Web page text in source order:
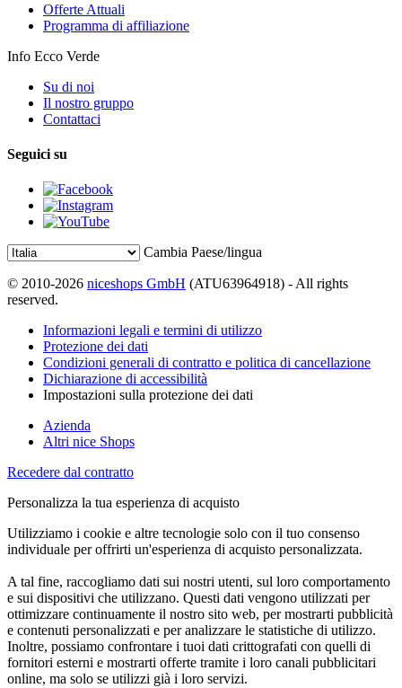
Offerte Attuali
Programma di affiliazione
Info Ecco Verde
Su di noi
Il nostro gruppo
Contattaci
Seguici su
Cambia Paese/lingua
© 2010-2026 niceshops GmbH (ATU63964918) - All rights
reserved.
Informazioni legali e termini di utilizzo
Protezione dei dati
Condizioni generali di contratto e politica di cancellazione
Dichiarazione di accessibilità
Impostazioni sulla protezione dei dati
Azienda
Altri nice Shops
Recedere dal contratto
Personalizza la tua esperienza di acquisto
Utilizziamo i cookie e altre tecnologie solo con il tuo consenso
individuale per offrirti un'esperienza di acquisto personalizzata.
A tal fine, raccogliamo dati sui nostri utenti, sul loro comportamento
e sui dispositivi che utilizzano. Questi dati vengono utilizzati per
ottimizzare continuamente il nostro sito web, per mostrarti pubblicità
e contenuti personalizzati e per analizzare le statistiche di utilizzo.
Inoltre, possiamo confrontare i tuoi dati crittografati con quelli di
fornitori esterni e mostrarti offerte tramite i loro canali pubblicitari
online, ma solo se utilizzi già i loro servizi.